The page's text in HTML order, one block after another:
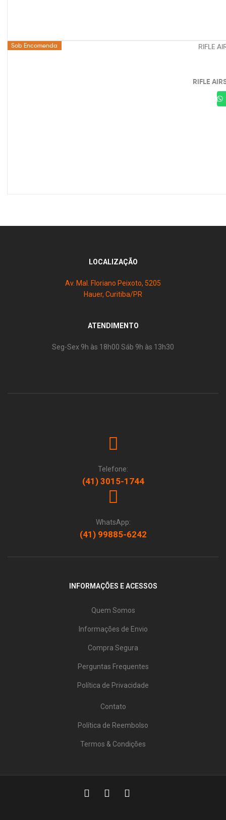
Sob Encomenda
RIFLE
LOCALIZAÇÃO
Av. Mal. Floriano Peixoto, 5205
Hauer, Curitiba/PR
ATENDIMENTO
Seg-Sex 9h às 18h00 Sáb 9h às 13h30
Telefone:
(41) 3015-1744
WhatsApp:
(41) 99885-6242
INFORMAÇÕES E ACESSOS
Quem Somos
Informações de Envio
Compra Segura
Perguntas Frequentes
Política de Privacidade
Contato
Política de Reembolso
Termos & Condições